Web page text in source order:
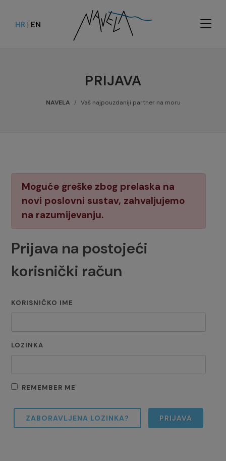
HR | EN
PRIJAVA
NAVELA Vaš najpouzdaniji partner na moru
Moguće greške zbog prelaska na
novi poslovni sustav, zahvaljujemo
na razumijevanju.
Prijava na postojeći
korisnički račun
KORISNIČKO IME
LOZINKA
REMEMBER ME
ZABORAVLJENA LOZINKA? PRIJAVA